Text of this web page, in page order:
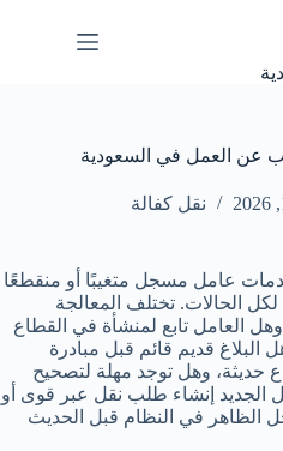
عن العمل في السعودية
نقل كفالة
عامل مسجل متغيبًا أو منقطعًا
الحالات. تختلف المعالجة
العامل تابع لمنشأة في القطاع
البلاغ قديم قائم قبل مبادرة
حديثة، وهل توجد مهلة لتصحيح
إنشاء طلب نقل عبر قوى أو
الظاهر في النظام قبل الحديث